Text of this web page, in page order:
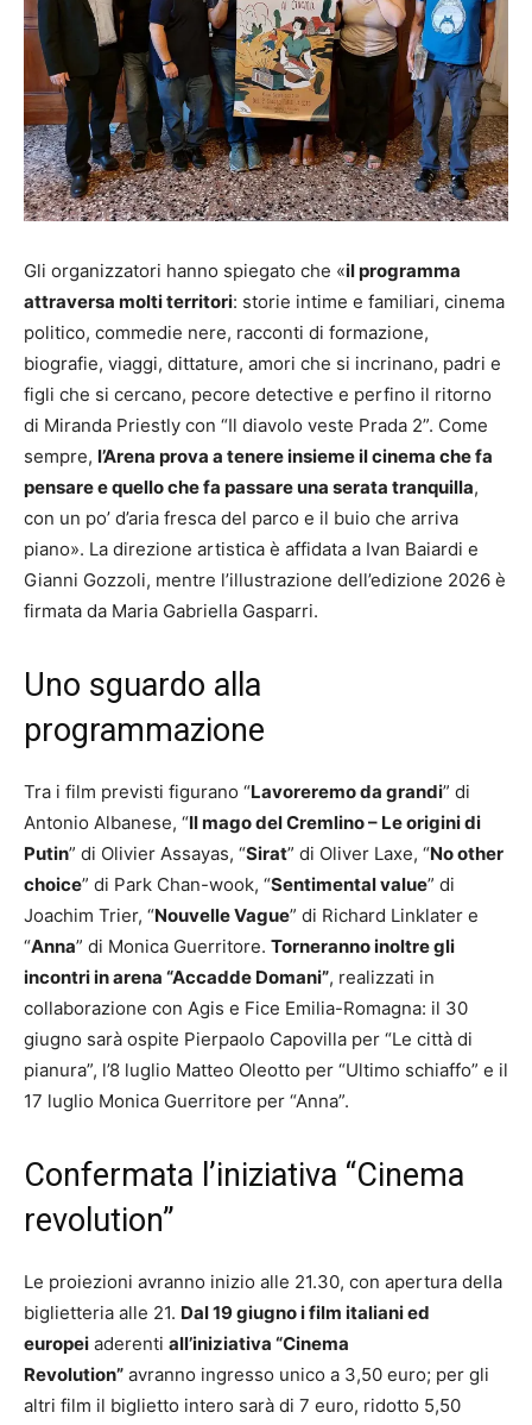
Gli organizzatori hanno spiegato che «il programma
attraversa molti territori: storie intime e familiari, cinema
politico, commedie nere, racconti di formazione,
biografie, viaggi, dittature, amori che si incrinano, padri e
figli che si cercano, pecore detective e perfino il ritorno
di Miranda Priestly con “Il diavolo veste Prada 2”. Come
sempre, l’Arena prova a tenere insieme il cinema che fa
pensare e quello che fa passare una serata tranquilla,
con un po’ d’aria fresca del parco e il buio che arriva
piano». La direzione artistica è affidata a Ivan Baiardi e
Gianni Gozzoli, mentre l’illustrazione dell’edizione 2026 è
firmata da Maria Gabriella Gasparri.
Uno sguardo alla
programmazione
Tra i film previsti figurano “Lavoreremo da grandi” di
Antonio Albanese, “Il mago del Cremlino – Le origini di
Putin” di Olivier Assayas, “Sirat” di Oliver Laxe, “No other
choice” di Park Chan-wook, “Sentimental value” di
Joachim Trier, “Nouvelle Vague” di Richard Linklater e
“Anna” di Monica Guerritore. Torneranno inoltre gli
incontri in arena “Accadde Domani”, realizzati in
collaborazione con Agis e Fice Emilia-Romagna: il 30
giugno sarà ospite Pierpaolo Capovilla per “Le città di
pianura”, l’8 luglio Matteo Oleotto per “Ultimo schiaffo” e il
17 luglio Monica Guerritore per “Anna”.
Confermata l’iniziativa “Cinema
revolution”
Le proiezioni avranno inizio alle 21.30, con apertura della
biglietteria alle 21. Dal 19 giugno i film italiani ed
europei aderenti all’iniziativa “Cinema
Revolution” avranno ingresso unico a 3,50 euro; per gli
altri film il biglietto intero sarà di 7 euro, ridotto 5,50